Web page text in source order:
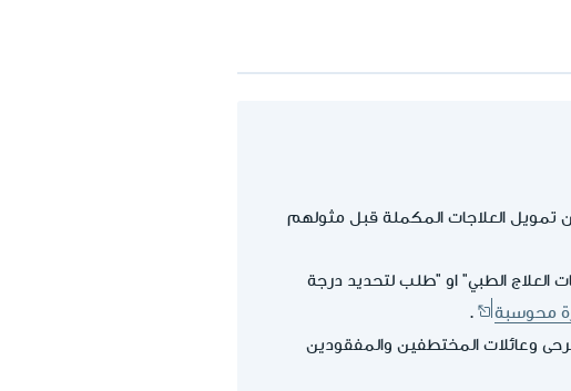
تمويل العلاجات المكملة قبل مثولهم
الطبي" او "طلب لتحديد درجة
محوسبة
.
وعائلات المختطفين والمفقودين